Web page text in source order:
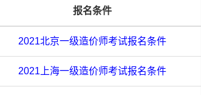
报名条件
2021北京一级造价师考试报名条件
2021 上海一级造价师考试报名条件